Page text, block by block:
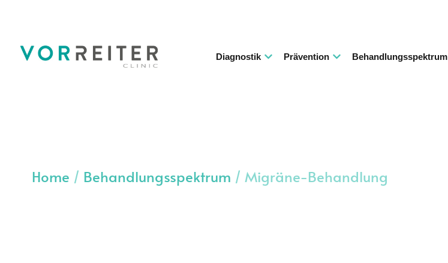
Diagnostik Prävention Behandlungsspektrum
Home / Behandlungsspektrum / Migräne-Behandlung